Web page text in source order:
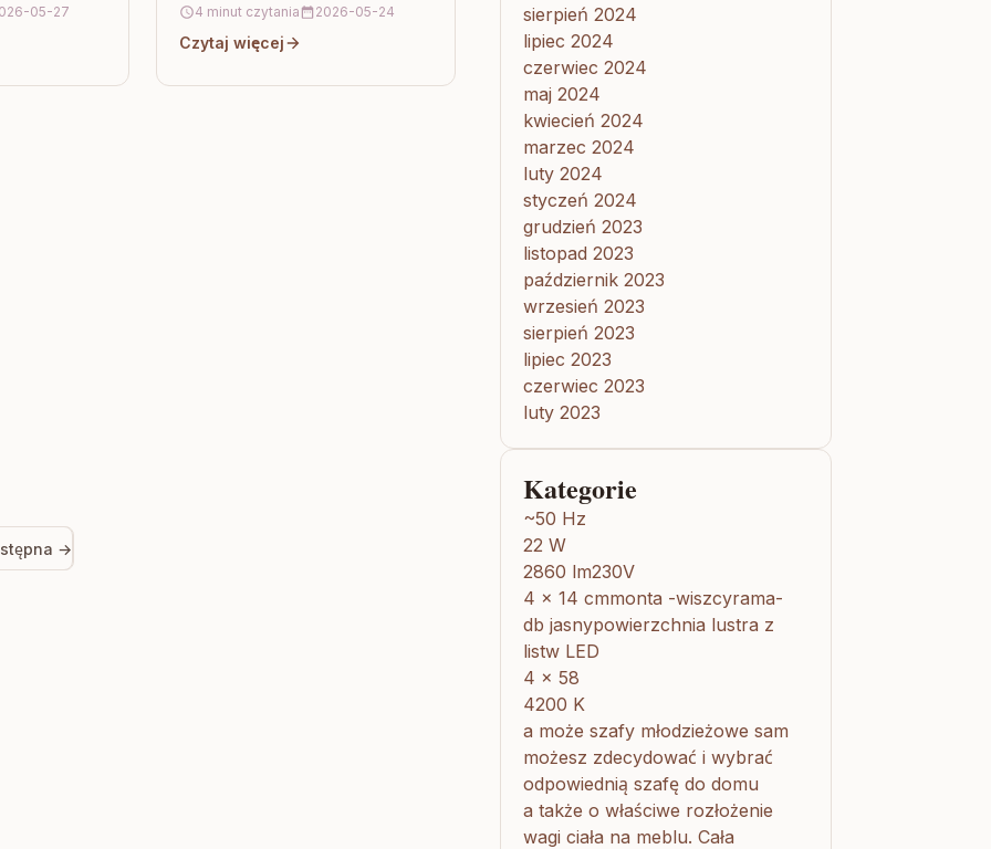
może być
05-27
praktycznego miejsca na
drobiazgi do snu i…
4 minut czytania 2026-05-24
Czytaj więcej
→
sierpień 2024
lipiec 2024
czerwiec 2024
maj 2024
kwiecień 2024
marzec 2024
luty 2024
styczeń 2024
grudzień 2023
listopad 2023
październik 2023
wrzesień 2023
sierpień 2023
lipiec 2023
czerwiec 2023
luty 2023
Kategorie
~50 Hz
22 W
2860 lm230V
4 x 14 cmmonta -wiszcyrama-
db jasnypowierzchnia lustra z
listw LED
4 x 58
4200 K
a może szafy młodzieżowe sam
możesz zdecydować i wybrać
odpowiednią szafę do domu
a także o właściwe rozłożenie
wagi ciała na meblu. Cała